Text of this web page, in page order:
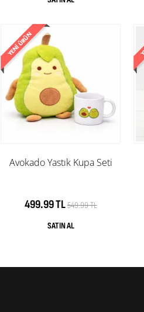
Avokado Yastık Kupa Seti
499.99 TL549.99 TL